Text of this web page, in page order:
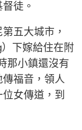
徒。
五大城市，
下嫁給住在附
那小鎮還沒有
福音，領人
女傳道，到